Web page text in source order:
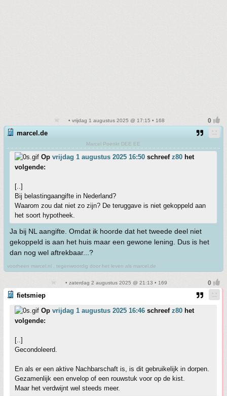
• vrijdag 1 augustus 2025 @ 17:15 • 168
marcel.de
Marcel Poenkt DEE EE
Op vrijdag 1 augustus 2025 16:50 schreef z80 het
volgende:
[..]
Bij belastingaangifte in Nederland?
Waarom zou dat niet zo zijn? De teruggave is niet gekoppeld aan
het soort hypotheek.
Ja bij NL aangifte. Omdat ik hoorde dat het tweede deel niet
gekoppeld is aan het huis maar een gewone lening. Dus is het
dan nog wel aftrekbaar...?
voorheen marcel.nl , tegenwoordig door het leven als marcel.de
• zaterdag 2 augustus 2025 @ 21:13 • 169
fietsmiep
Op vrijdag 1 augustus 2025 16:46 schreef z80 het
volgende:
[..]
Gecondoleerd.
En als er een aktive Nachbarschaft is, is dit gebruikelijk in dorpen.
Gezamenlijk een envelop of een rouwstuk voor op de kist.
Maar het verdwijnt wel steeds meer.